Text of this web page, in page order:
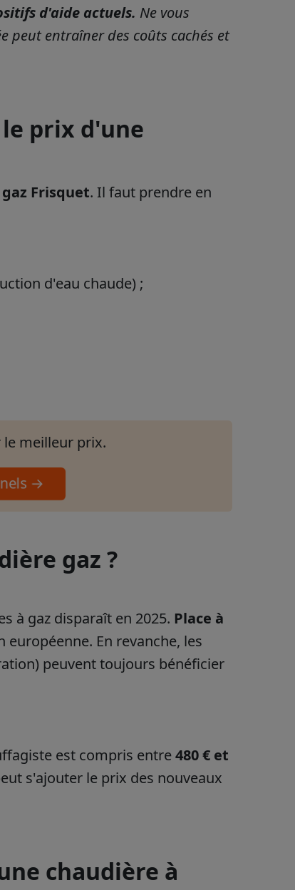
d'aide actuels. Ne vous
peut entraîner des coûts cachés et
prix d'une
Frisquet. Il faut prendre en
d'eau chaude) ;
le meilleur prix.
→
gaz ?
à gaz disparaît en 2025. Place à
En revanche, les
peuvent toujours bénéficier
est compris entre480 € et
s'ajouter le prix des nouveaux
chaudière à